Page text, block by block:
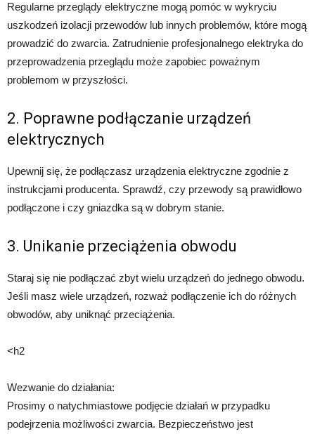
Regularne przeglądy elektryczne mogą pomóc w wykryciu
uszkodzeń izolacji przewodów lub innych problemów, które mogą
prowadzić do zwarcia. Zatrudnienie profesjonalnego elektryka do
przeprowadzenia przeglądu może zapobiec poważnym
problemom w przyszłości.
2. Poprawne podłączanie urządzeń
elektrycznych
Upewnij się, że podłączasz urządzenia elektryczne zgodnie z
instrukcjami producenta. Sprawdź, czy przewody są prawidłowo
podłączone i czy gniazdka są w dobrym stanie.
3. Unikanie przeciążenia obwodu
Staraj się nie podłączać zbyt wielu urządzeń do jednego obwodu.
Jeśli masz wiele urządzeń, rozważ podłączenie ich do różnych
obwodów, aby uniknąć przeciążenia.
<h2
Wezwanie do działania:
Prosimy o natychmiastowe podjęcie działań w przypadku
podejrzenia możliwości zwarcia. Bezpieczeństwo jest